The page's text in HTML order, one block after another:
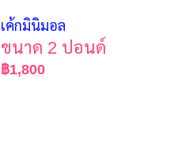
เค้กมินิมอล
ขนาด 2 ปอนด์
฿1,800